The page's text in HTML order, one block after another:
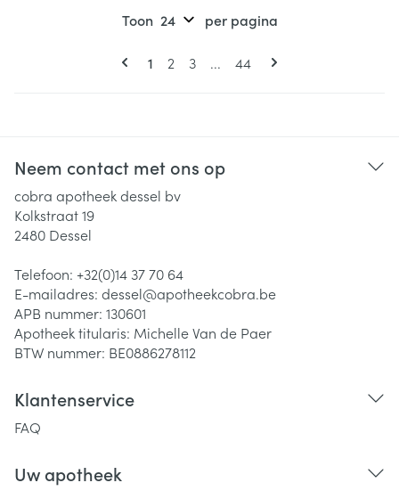
U lees momenteel pagina
1 Pagina
2 Pagina
3 ... Pagina
44
Toon per pagina
Neem contact met ons op
cobra apotheek dessel bv
Kolkstraat 19
2480 Dessel
Telefoon: +32(0)14 37 70 64
E-mailadres: dessel@apotheekcobra.be
APB nummer: 130601
Apotheek titularis: Michelle Van de Paer
BTW nummer: BE0886278112
Klantenservice
FAQ
Uw apotheek